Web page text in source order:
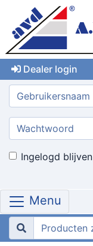
Dealer login
Gebruikersnaam:
Wachtwoord:
Ingelogd blijven
Menu